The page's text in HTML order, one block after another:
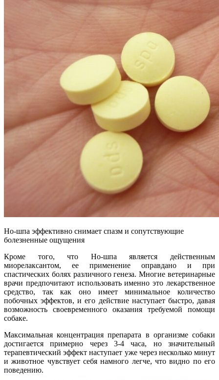
Но-шпа эффективно снимает спазм и сопутствующие
болезненные ощущения
Кроме того, что Но-шпа является действенным
миорелаксантом, ее применение оправдано и при
спастических болях различного генеза. Многие ветеринарные
врачи предпочитают использовать именно это лекарственное
средство, так как оно имеет минимальное количество
побочных эффектов, и его действие наступает быстро, давая
возможность своевременного оказания требуемой помощи
собаке.
Максимальная концентрация препарата в организме собаки
достигается примерно через 3-4 часа, но значительный
терапевтический эффект наступает уже через несколько минут
и животное чувствует себя намного легче, что видно по его
поведению.